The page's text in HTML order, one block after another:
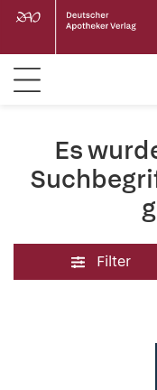
Es
Filter